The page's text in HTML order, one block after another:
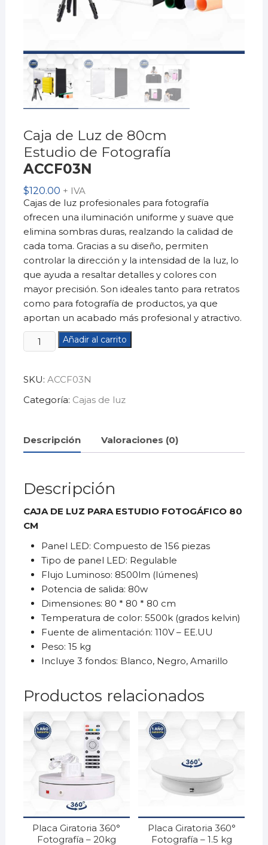
Caja de Luz de 80cm
Estudio de Fotografía
ACCF03N
$120.00 + IVA
Cajas de luz profesionales para fotografía
ofrecen una iluminación uniforme y suave que
elimina sombras duras, realzando la calidad de
cada toma. Gracias a su diseño, permiten
controlar la dirección y la intensidad de la luz, lo
que ayuda a resaltar detalles y colores con
mayor precisión. Son ideales tanto para retratos
como para fotografía de productos, ya que
aportan un acabado más profesional y atractivo.
Caja
de
de
80cmEstudio
cantidad
Añadir al carrito
SKU: ACCF03N
Categoría: Cajas de luz
Descripción Valoraciones (0)
Descripción
CAJA DE LUZ PARA ESTUDIO FOTOGÁFICO 80
CM
Panel LED: Compuesto de 156 piezas
Tipo de panel LED: Regulable
Flujo Luminoso: 8500lm (lúmenes)
Potencia de salida: 80w
Dimensiones: 80 * 80 * 80 cm
Temperatura de color: 5500k (grados kelvin)
Fuente de alimentación: 110V – EE.UU
Peso: 15 kg
Incluye 3 fondos: Blanco, Negro, Amarillo
Productos relacionados
Placa Giratoria 360°
Fotografía – 20kg
Placa Giratoria 360°
Fotografía – 1.5 kg